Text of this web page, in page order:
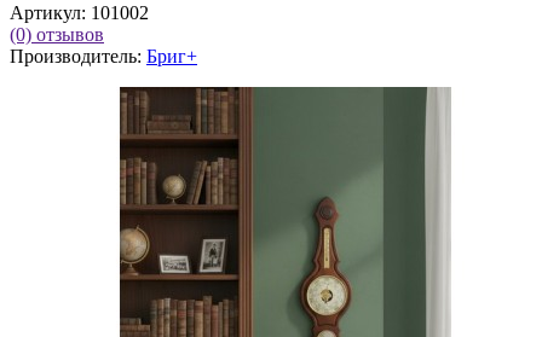
Артикул: 101002
(0) отзывов
Производитель: Бриг+